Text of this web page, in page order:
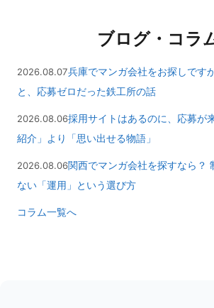
ブログ・コラ
2026.08.07兵庫でマンガ会社をお探しです
と、応募ゼロだった鉄工所の話
2026.08.06採用サイトはあるのに、応募が
紹介」より「思い出せる物語」
2026.08.06関西でマンガ会社を探すなら？
ない「運用」という選び方
コラム一覧へ